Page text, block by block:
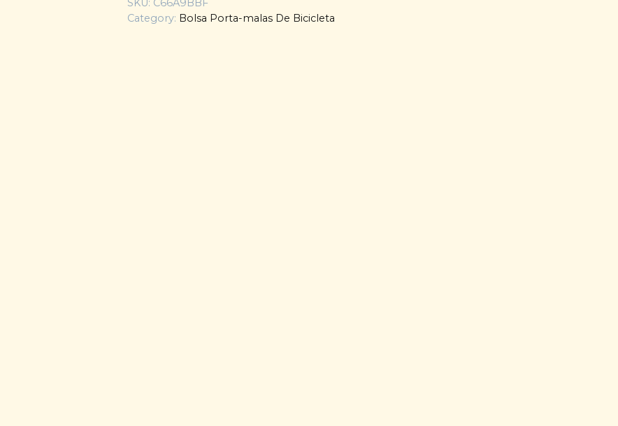
SKU: C66A9BBF
Category: Bolsa Porta-malas De Bicicleta